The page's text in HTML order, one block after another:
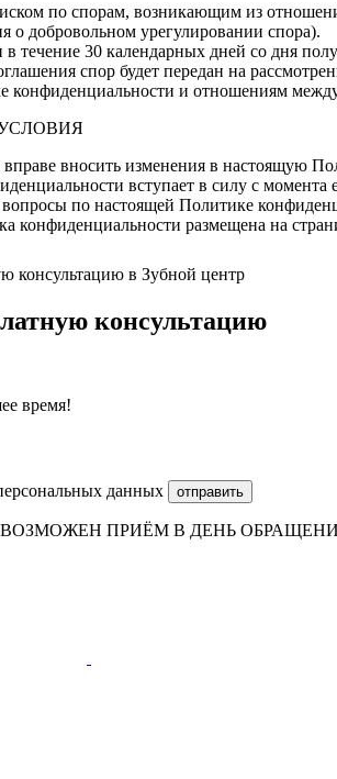
по спорам, возникающим из
о добровольном урегулировании спора).
течение 30 календарных дней со дня
спор будет передан на
конфиденциальности и отношениям
вносить изменения в настоящую
вступает в силу с
по настоящей Политике
конфиденциальности размещена на
консультацию
время!
данных отправить
ВОЗМОЖЕН ПРИЁМ В ДЕНЬ